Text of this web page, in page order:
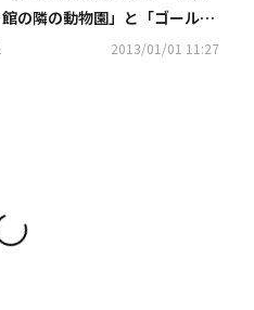
館の隣の動物園」と「ゴールデ
ンタイム」…そこにはソン・ソ
2013/01/01 11:27